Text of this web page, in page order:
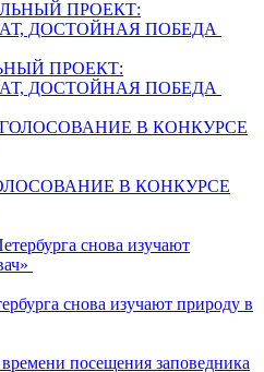
ПРОЕКТ:
ДОСТОЙНАЯ ПОБЕДА
В КОНКУРСЕ
снова изучают природу в